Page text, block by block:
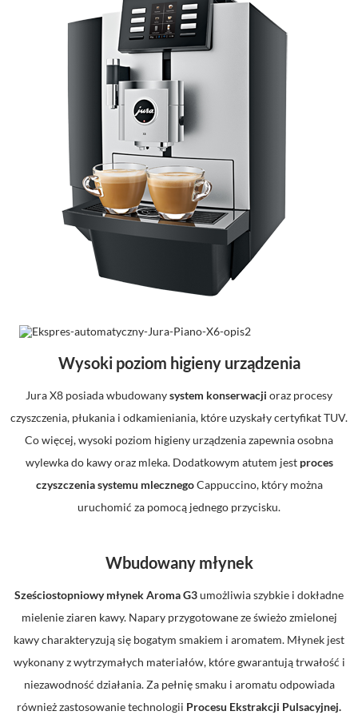
Wysoki poziom higieny urządzenia
Jura X8 posiada wbudowanysystem konserwacji oraz procesy
czyszczenia, płukania i odkamieniania, które uzyskały certyfikat TUV.
Co więcej, wysoki poziom higieny urządzenia zapewnia osobna
wylewka do kawy oraz mleka. Dodatkowym atutem jest proces
czyszczenia systemu mlecznegoCappuccino, który można
uruchomić za pomocą jednego przycisku.
Wbudowany młynek
Sześciostopniowy młynek Aroma G3umożliwia szybkie i dokładne
mielenie ziaren kawy. Napary przygotowane ze świeżo zmielonej
kawy charakteryzują się bogatym smakiem i aromatem. Młynek jest
wykonany z wytrzymałych materiałów, które gwarantują trwałość i
niezawodność działania. Za pełnię smaku i aromatu odpowiada
również zastosowanie technologii Procesu Ekstrakcji Pulsacyjnej.